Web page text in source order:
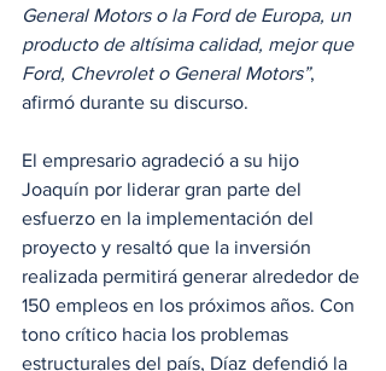
General Motors o la Ford de Europa, un
producto de altísima calidad, mejor que
Ford, Chevrolet o General Motors”,
afirmó durante su discurso.
El empresario agradeció a su hijo
Joaquín por liderar gran parte del
esfuerzo en la implementación del
proyecto y resaltó que la inversión
realizada permitirá generar alrededor de
150 empleos en los próximos años. Con
tono crítico hacia los problemas
estructurales del país, Díaz defendió la